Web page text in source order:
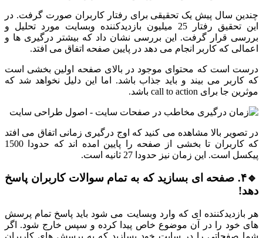
چندین سال پیش یک تحقیقی برای رفتار کاربران صورت گرفت. در
این تحقیق رفتار 25 میلیون بازدیدکننده وبسایت مورد تحلیل و
بررسی قرار گرفت. این بررسی نشان داد که بیشتر درگیری ها و
اعمالی که کاربر انجام می دهد در پایین صفحه اتفاق می افتد.
درست است که محتوای موجود در بالای صفحه اولین بخشی است
که کاربر می بیند و باید جذاب باشد. اما این دلیل نخواهد شد که
موثرین جا برای call to action باشد.
در تصویر بالا مشاهده می کنید که اوج درگیری زمانی اتفاق می افتد
که کاربران تا بخشی از صفحه را پایین امده اند که حدودا 1500
پیکسل است. این زمان نیز حدودا 27 ثانیه است.
🔹۴. صفحه ای بسازید که به تمام سوالات کاربران پاسخ
دهد!
هر بازدیدکننده ای که وارد وبسایت می شود باید پاسخ تمام پرسش
های خود را در آن موضوع خاص پیدا کرده و سپس خارج شود. اگر